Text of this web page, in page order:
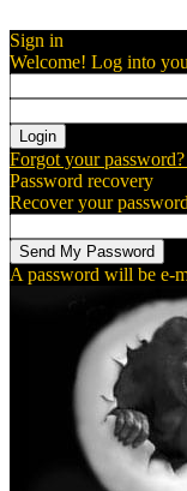
Sign in
Welcome! Log into
Forgot your
Password recovery
Recover your password
A password will be e-